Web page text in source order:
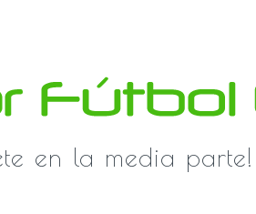
en la media parte!